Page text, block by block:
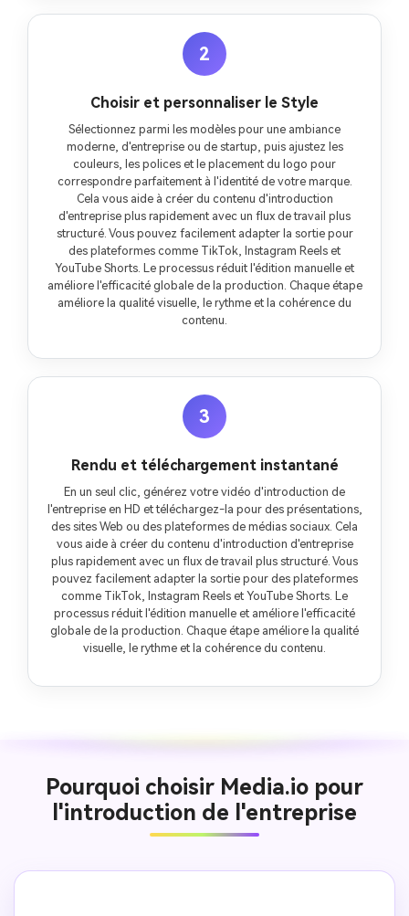
2
Choisir et personnaliser le Style
Sélectionnez parmi les modèles pour une ambiance
moderne, d'entreprise ou de startup, puis ajustez les
couleurs, les polices et le placement du logo pour
correspondre parfaitement à l'identité de votre marque.
Cela vous aide à créer du contenu d'introduction
d'entreprise plus rapidement avec un flux de travail plus
structuré. Vous pouvez facilement adapter la sortie pour
des plateformes comme TikTok, Instagram Reels et
YouTube Shorts. Le processus réduit l'édition manuelle et
améliore l'efficacité globale de la production. Chaque étape
améliore la qualité visuelle, le rythme et la cohérence du
contenu.
3
Rendu et téléchargement instantané
En un seul clic, générez votre vidéo d'introduction de
l'entreprise en HD et téléchargez-la pour des présentations,
des sites Web ou des plateformes de médias sociaux. Cela
vous aide à créer du contenu d'introduction d'entreprise
plus rapidement avec un flux de travail plus structuré. Vous
pouvez facilement adapter la sortie pour des plateformes
comme TikTok, Instagram Reels et YouTube Shorts. Le
processus réduit l'édition manuelle et améliore l'efficacité
globale de la production. Chaque étape améliore la qualité
visuelle, le rythme et la cohérence du contenu.
Pourquoi choisir Media.io pour
l'introduction de l'entreprise